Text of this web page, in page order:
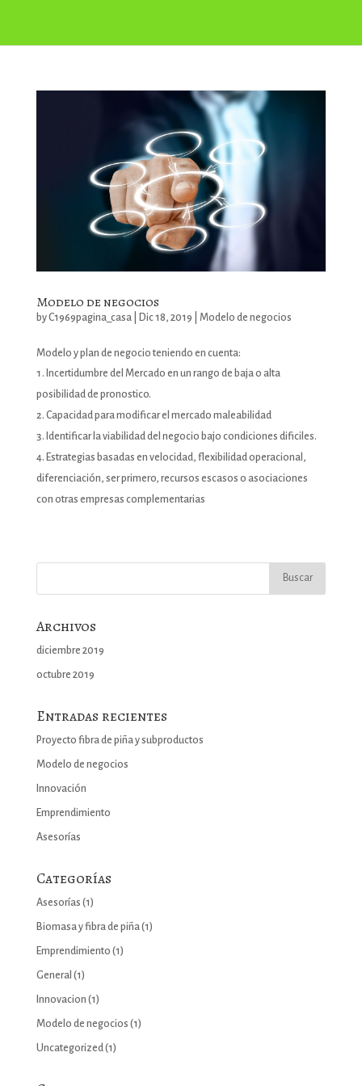
Modelo de negocios
byC1969pagina_casa| Dic 18, 2019 Modelo de negocios
Modelo y plan de negocio teniendo en cuenta:
Incertidumbre del Mercado en un rango de baja o alta
posibilidad de pronostico.
Capacidad para modificar el mercado maleabilidad
Identificar la viabilidad del negocio bajo condiciones dificiles.
Estrategias basadas en velocidad, flexibilidad operacional,
diferenciación, ser primero, recursos escasos o asociaciones
con otras empresas complementarias
Archivos
diciembre 2019
octubre 2019
Entradas recientes
Proyecto fibra de piña y subproductos
Modelo de negocios
Innovación
Emprendimiento
Asesorías
Categorías
Asesorías (1)
Biomasa y fibra de piña(1)
Emprendimiento (1)
General (1)
Innovacion (1)
Modelo de negocios (1)
Uncategorized(1)